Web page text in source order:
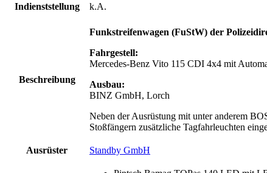
Indienststellung
k.A.
Beschreibung
Funkstreifenwagen (FuStW) der
Fahrgestell:
Mercedes-Benz Vito 115 CDI 4x4 mit
Ausbau:
BINZ GmbH, Lorch
Neben der Ausrüstung mit unter anderem
Stoßfängern zusätzliche Tagfahrleuchten
Ausrüster Standby GmbH